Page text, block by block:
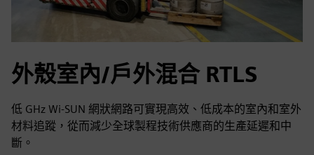
外殼室內/戶外混合 RTLS
低 GHz Wi-SUN 網狀網路可實現高效、低成本的室內和室外
材料追蹤，從而減少全球製程技術供應商的生產延遲和中
斷。